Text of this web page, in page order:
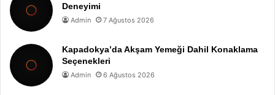
Deneyimi
Admin 7 Ağustos 2026
Kapadokya’da Akşam Yemeği Dahil Konaklama
Seçenekleri
Admin 6 Ağustos 2026